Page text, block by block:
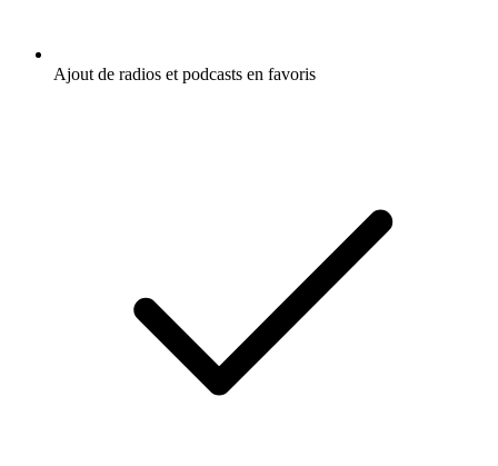
Ajout de radios et podcasts en favoris